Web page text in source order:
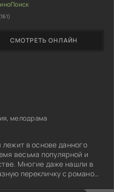
мелодрама
в основе данного
весьма популярной и
Многие даже нашли в
перекличку с романом
СМОТРЕТЬ ОНЛАЙН